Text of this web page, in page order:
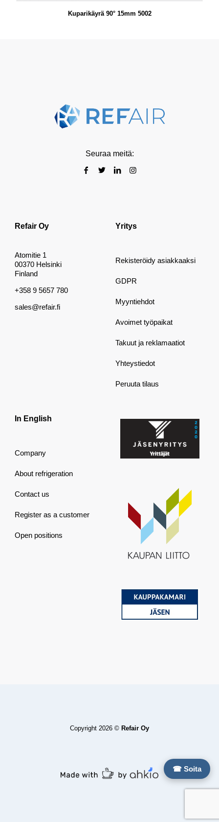
Kuparikäyrä 90° 15mm 5002
Seuraa meitä:
Refair Oy
Atomitie 1
00370 Helsinki
Finland
+358 9 5657 780
sales@refair.fi
Yritys
Rekisteröidy asiakkaaksi
GDPR
Myyntiehdot
Avoimet työpaikat
Takuut ja reklamaatiot
Yhteystiedot
Peruuta tilaus
In English
Company
About refrigeration
Contact us
Register as a customer
Open positions
☎ Soita
Copyright 2026 © Refair Oy